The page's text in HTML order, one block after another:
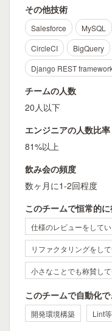
その他技術
Salesforce MySQL
CircleCI
BigQuery
Django REST
チームの人数
20人以下
エンジニアの人数比率
81%以上
飲み会の頻度
数ヶ月に1-2回程度
このチームで恒常的
仕様のレビューをして
リファクタリングをし
小さなことでも称賛し
このチームで自動化
開発環境構築 Lint